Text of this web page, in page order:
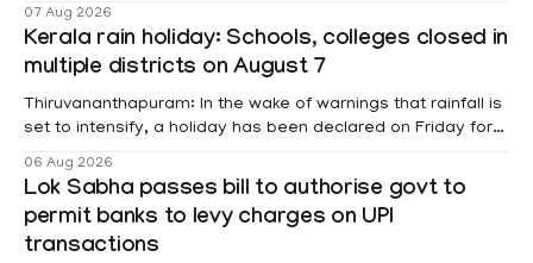
information was provided by Minister of State for External
Affairs Pabitra Margherita in a written reply to questions
raised
07 Aug 2026
Kerala rain holiday: Schools, colleges closed in
multiple districts on August 7
Thiruvananthapuram: In the wake of warnings that rainfall is
set to intensify, a holiday has been declared on Friday for
Kottayam, Wayanad and Kasaragod districts. Meanwhile, a
red alert remains in place on Thursday for Kottayam,
Pathanamtitta and Idukki districts. Following a red alert on
06 Aug 2026
Lok Sabha passes bill to authorise govt to
permit banks to levy charges on UPI
transactions